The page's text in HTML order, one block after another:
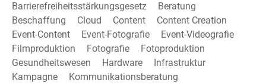
Barrierefreiheitsstärkungsgesetz
Beratung
Beschaffung
Cloud Content
Content Creation
Event-Content
Event-Fotografie
Event-Videografie
Filmproduktion
Fotografie
Fotoproduktion
Gesundheitswesen
Hardware
Infrastruktur
Kampagne
Kommunikationsberatung